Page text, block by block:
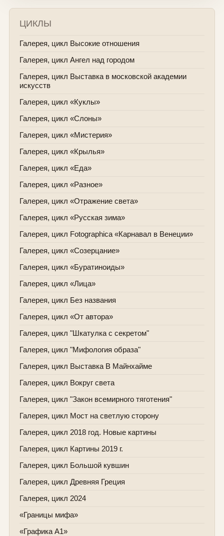
ЦИКЛЫ
Галерея, цикл Высокие отношения
Галерея, цикл Ангел над городом
Галерея, цикл Выставка в московской академии
искусств
Галерея, цикл «Куклы»
Галерея, цикл «Слоны»
Галерея, цикл «Мистерия»
Галерея, цикл «Крылья»
Галерея, цикл «Еда»
Галерея, цикл «Разное»
Галерея, цикл «Отражение света»
Галерея, цикл «Русская зима»
Галерея, цикл Fotographica «Карнавал в Венеции»
Галерея, цикл «Созерцание»
Галерея, цикл «Буратиноиды»
Галерея, цикл «Лица»
Галерея, цикл Без названия
Галерея, цикл «От автора»
Галерея, цикл "Шкатулка с секретом"
Галерея, цикл "Мифология образа"
Галерея, цикл Выставка В Майнхайме
Галерея, цикл Вокруг света
Галерея, цикл "Закон всемирного тяготения"
Галерея, цикл Мост на светлую сторону
Галерея, цикл 2018 год. Новые картины
Галерея, цикл Картины 2019 г.
Галерея, цикл Большой кувшин
Галерея, цикл Древняя Греция
Галерея, цикл 2024
«Границы мифа»
«Графика А1»